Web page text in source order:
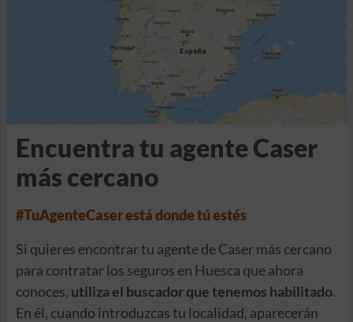
Encuentra tu agente Caser
más cercano
#TuAgenteCaser está donde tú estés
Si quieres encontrar tu agente de Caser más cercano
para contratar los seguros en Huesca que ahora
conoces, utiliza el buscador que tenemos habilitado.
En él, cuando introduzcas tu localidad, aparecerán